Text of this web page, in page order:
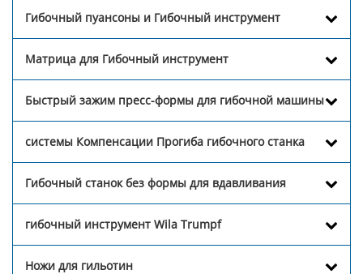
Гибочный пуансоны и Гибочный инструмент
Матрица для Гибочный инструмент
Быстрый зажим пресс-формы для гибочной машины
системы Компенсации Прогиба гибочного станка
Гибочный станок без формы для вдавливания
гибочный инструмент Wila Trumpf
Ножи для гильотин